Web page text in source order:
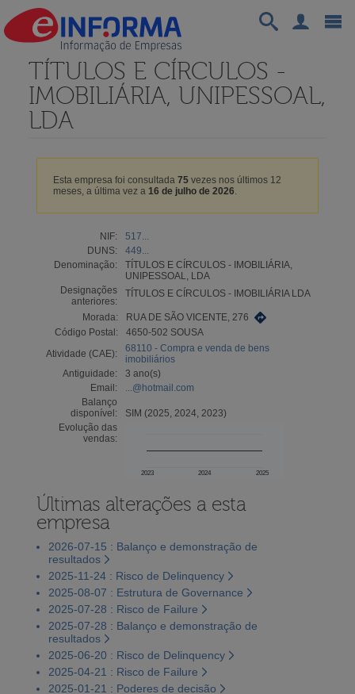
TÍTULOS E CÍRCULOS -
IMOBILIÁRIA, UNIPESSOAL,
LDA
Esta empresa foi consultada 75vezes nos últimos 12
meses, a última vez a 16 de julho de 2026.
NIF:
517...
DUNS:
449...
Denominação:
TÍTULOS E CÍRCULOS - IMOBILIÁRIA,
UNIPESSOAL, LDA
Designações
anteriores:
TÍTULOS E CÍRCULOS - IMOBILIÁRIA LDA
Morada:
RUA DE SÃO VICENTE, 276
Código Postal:
4650-502 SOUSA
Atividade (CAE):
68110 - Compra e venda de bens
imobiliários
Antiguidade:
3 ano(s)
Email:
...@hotmail.com
Balanço
disponível:
SIM (2025, 2024, 2023)
Evolução das
vendas:
2023 2024 2025
Últimas alterações a esta
empresa
2026-07-15 : Balanço e demonstração de
resultados
2025-11-24 : Risco de Delinquency
2025-08-07 : Estrutura de Governance
2025-07-28 : Risco de Failure
2025-07-28 : Balanço e demonstração de
resultados
2025-06-20 : Risco de Delinquency
2025-04-21 : Risco de Failure
2025-01-21 : Poderes de decisão